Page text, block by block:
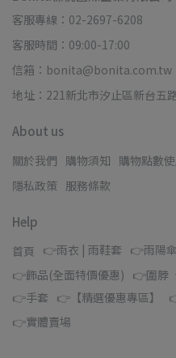
客服專線：02-2697-6208
客服時間：09:00-17:00
信箱：bonita@bonita.com.tw
地址：221新北市汐止區新台五
About us
關於我們 購物須知 購物點數
隱私政策 服務條款
Help
首頁 👉雨衣 | 雨鞋套 👉雨陽傘
👉飾品(全面特價優惠) 👉圍脖
👉手套 👉【精選優惠專區】
👉實體賣場